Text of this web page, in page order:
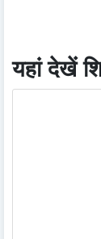
यहां देखें